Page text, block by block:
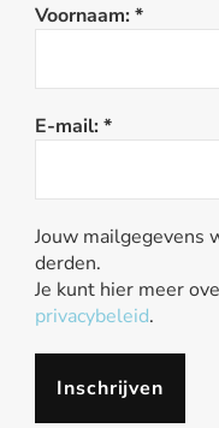
Voornaam: *
E-mail: *
Jouw mailgegevens
derden.
Je kunt hier meer
privacybeleid.